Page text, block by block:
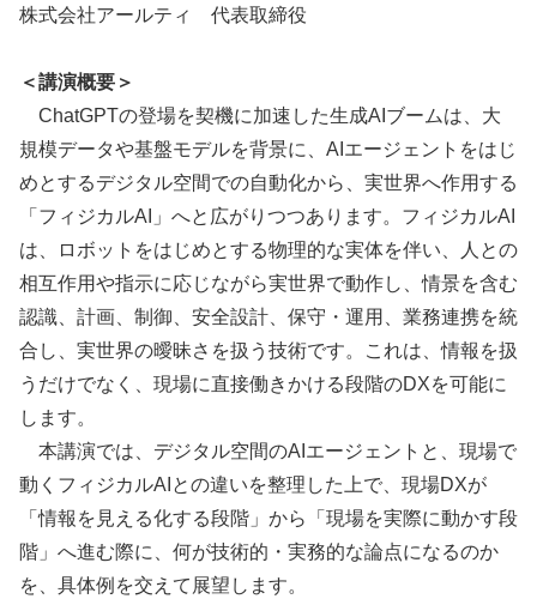
株式会社アールティ 代表取締役
＜講演概要＞
ChatGPTの登場を契機に加速した生成AIブームは、大
規模データや基盤モデルを背景に、AIエージェントをはじ
めとするデジタル空間での自動化から、実世界へ作用する
「フィジカルAI」へと広がりつつあります。フィジカルAI
は、ロボットをはじめとする物理的な実体を伴い、人との
相互作用や指示に応じながら実世界で動作し、情景を含む
認識、計画、制御、安全設計、保守・運用、業務連携を統
合し、実世界の曖昧さを扱う技術です。これは、情報を扱
うだけでなく、現場に直接働きかける段階のDXを可能に
します。
本講演では、デジタル空間のAIエージェントと、現場で
動くフィジカルAIとの違いを整理した上で、現場DXが
「情報を見える化する段階」から「現場を実際に動かす段
階」へ進む際に、何が技術的・実務的な論点になるのか
を、具体例を交えて展望します。